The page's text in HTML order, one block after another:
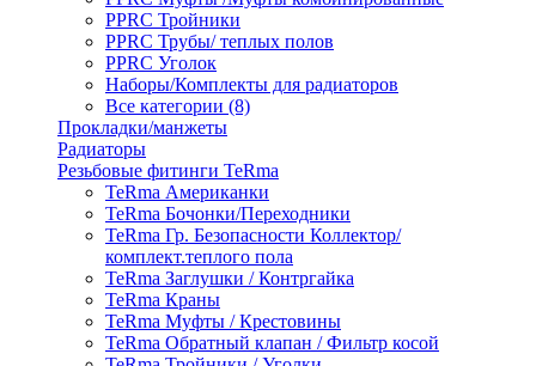
PPRC Тройники
PPRC Трубы/ теплых полов
PPRC Уголок
Наборы/Комплекты для радиаторов
Все категории (8)
Прокладки/манжеты
Радиаторы
Резьбовые фитинги TeRma
TeRma Американки
TeRma Бочонки/Переходники
TeRma Гр. Безопасности Коллектор/
комплект.теплого пола
TeRma Заглушки / Контргайка
TeRma Краны
TeRma Муфты / Крестовины
TeRma Обратный клапан / Фильтр косой